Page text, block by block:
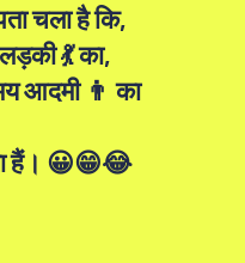
चला है कि,
💃 का,
आदमी 👨 का
हैं। 😀😁😂